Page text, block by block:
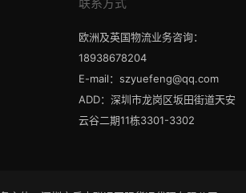
欧洲及英国物流业务咨询：
18938678204
E-mail：szyuefeng@qq.com
ADD：深圳市龙岗区坂田街道天安
云谷二期11栋3301-3302